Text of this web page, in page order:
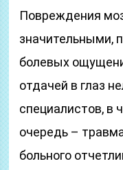
Повреждения
значительными,
болевых
отдачей в глаз
специалистов, в
очередь –
больного